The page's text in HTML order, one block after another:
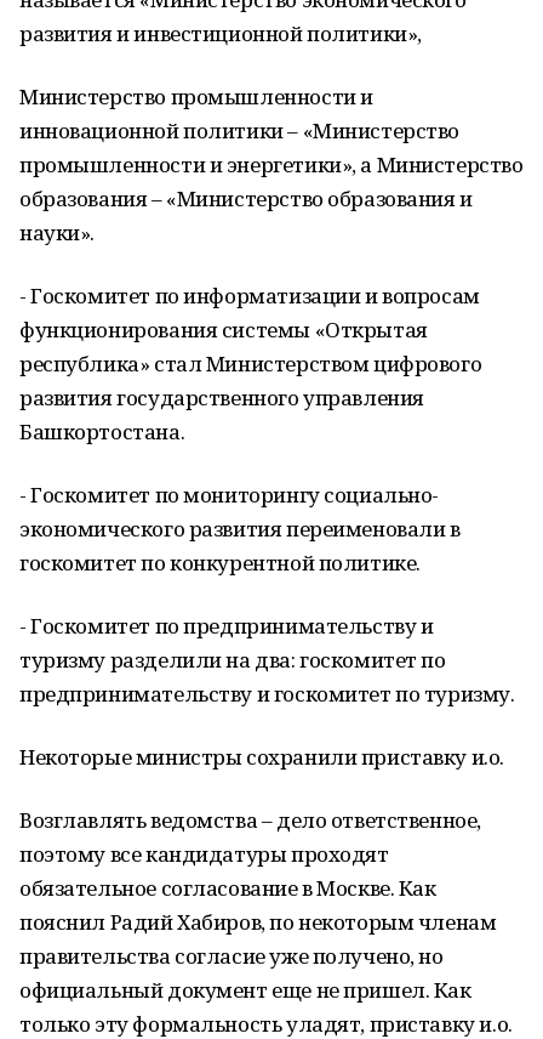
развития и инвестиционной политики»,
Министерство промышленности и
инновационной политики – «Министерство
промышленности и энергетики», а Министерство
образования – «Министерство образования и
науки».
- Госкомитет по информатизации и вопросам
функционирования системы «Открытая
республика» стал Министерством цифрового
развития государственного управления
Башкортостана.
- Госкомитет по мониторингу социально-
экономического развития переименовали в
госкомитет по конкурентной политике.
- Госкомитет по предпринимательству и
туризму разделили на два: госкомитет по
предпринимательству и госкомитет по туризму.
Некоторые министры сохранили приставку и.о.
Возглавлять ведомства – дело ответственное,
поэтому все кандидатуры проходят
обязательное согласование в Москве. Как
пояснил Радий Хабиров, по некоторым членам
правительства согласие уже получено, но
официальный документ еще не пришел. Как
только эту формальность уладят, приставку и.о.